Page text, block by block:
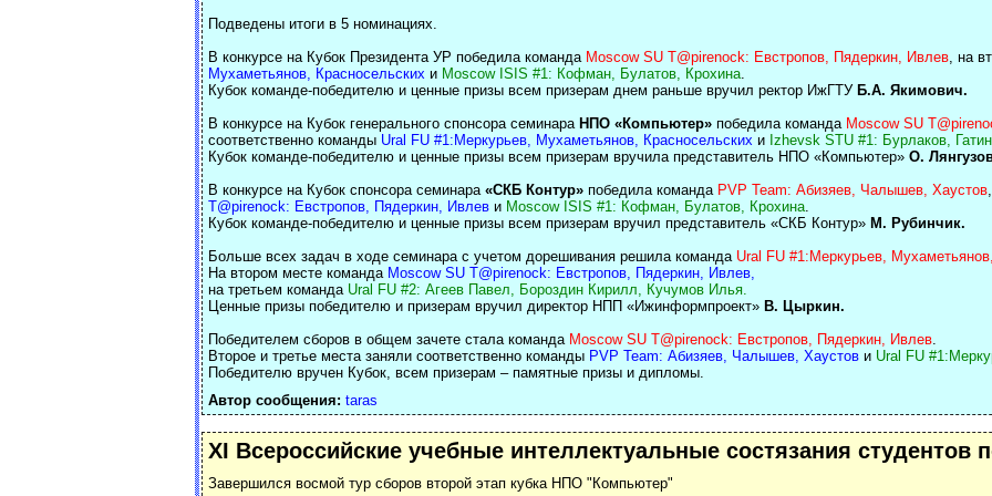
Подведены итоги в 5 номинациях.
В конкурсе на Кубок Президента УР победила команда Moscow SU T@pirenock: Евстропов, Пядеркин, Ивлев, на
Мухаметьянов, Красносельских и Moscow ISIS #1: Кофман, Булатов, Крохина.
Кубок команде-победителю и ценные призы всем призерам днем раньше вручил ректор ИжГТУ Б.А. Якимович.
В конкурсе на Кубок генерального спонсора семинара НПО «Компьютер» победила команда Moscow SU
соответственно команды Ural FU #1:Меркурьев, Мухаметьянов, Красносельских и Izhevsk STU #1: Бурлаков,
Кубок команде-победителю и ценные призы всем призерам вручила представитель НПО «Компьютер» О.
В конкурсе на Кубок спонсора семинара «СКБ Контур» победила команда PVP Team: Абизяев, Чалышев, Хаустов
T@pirenock: Евстропов, Пядеркин, Ивлев и Moscow ISIS #1: Кофман, Булатов, Крохина.
Кубок команде-победителю и ценные призы всем призерам вручил представитель «СКБ Контур» М. Рубинчик.
Больше всех задач в ходе семинара с учетом дорешивания решила команда Ural FU #1:Меркурьев,
На втором месте команда Moscow SU T@pirenock: Евстропов, Пядеркин, Ивлев,
на третьем команда Ural FU #2: Агеев Павел, Бороздин Кирилл, Кучумов Илья.
Ценные призы победителю и призерам вручил директор НПП «Ижинформпроект» В. Цыркин.
Победителем сборов в общем зачете стала команда Moscow SU T@pirenock: Евстропов, Пядеркин, Ивлев.
Второе и третье места заняли соответственно команды PVP Team: Абизяев, Чалышев, Хаустов и Ural FU
Победителю вручен Кубок, всем призерам – памятные призы и дипломы.
Автор сообщения: taras
XI Всероссийские учебные интеллектуальные состязания студентов
Завершился восмой тур сборов второй этап кубка НПО "Компьютер"